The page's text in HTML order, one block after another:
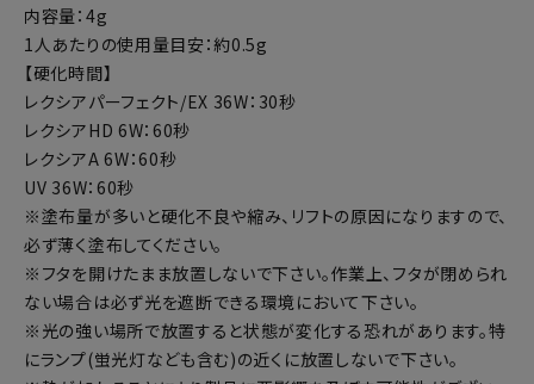
内容量：4g
1人あたりの使用量目安：約0.5g
【硬化時間】
レクシアパーフェクト/EX 36W：30秒
レクシアHD 6W：60秒
レクシアA 6W：60秒
UV 36W：60秒
※塗布量が多いと硬化不良や縮み、リフトの原因になりますので、
必ず薄く塗布してください。
※フタを開けたまま放置しないで下さい。作業上、フタが閉められ
ない場合は必ず光を遮断できる環境において下さい。
※光の強い場所で放置すると状態が変化する恐れがあります。特
にランプ(蛍光灯なども含む)の近くに放置しないで下さい。